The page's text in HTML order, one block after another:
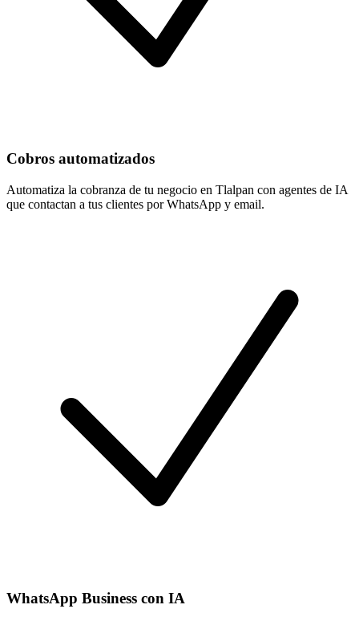
Cobros automatizados
Automatiza la cobranza de tu negocio en Tlalpan con agentes de IA
que contactan a tus clientes por WhatsApp y email.
WhatsApp Business con IA